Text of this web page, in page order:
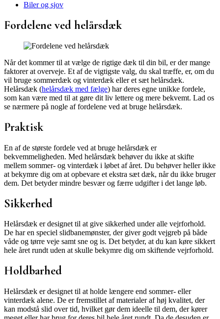
Biler og sjov
Fordelene ved helårsdæk
Når det kommer til at vælge de rigtige dæk til din bil, er der mange
faktorer at overveje. Et af de vigtigste valg, du skal træffe, er, om du
vil bruge sommerdæk og vinterdæk eller et sæt helårsdæk.
Helårsdæk (helårsdæk med fælge) har deres egne unikke fordele,
som kan være med til at gøre dit liv lettere og mere bekvemt. Lad os
se nærmere på nogle af fordelene ved at bruge helårsdæk.
Praktisk
En af de største fordele ved at bruge helårsdæk er
bekvemmeligheden. Med helårsdæk behøver du ikke at skifte
mellem sommer- og vinterdæk i løbet af året. Du behøver heller ikke
at bekymre dig om at opbevare et ekstra sæt dæk, når du ikke bruger
dem. Det betyder mindre besvær og færre udgifter i det lange løb.
Sikkerhed
Helårsdæk er designet til at give sikkerhed under alle vejrforhold.
De har en speciel slidbanemønster, der giver godt vejgreb på både
våde og tørre veje samt sne og is. Det betyder, at du kan køre sikkert
hele året rundt uden at skulle bekymre dig om skiftende vejrforhold.
Holdbarhed
Helårsdæk er designet til at holde længere end sommer- eller
vinterdæk alene. De er fremstillet af materialer af høj kvalitet, der
kan modstå slid over tid, hvilket gør dem ideelle til dem, der kører